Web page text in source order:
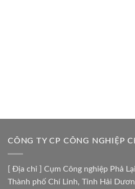
CÔNG TY CP CÔNG NGHIỆP
[ Địa chỉ ] Cụm Công nghiệp Phả
Thành phố Chí Linh, Tỉnh